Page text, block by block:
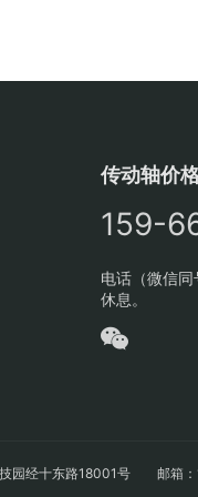
传动轴价
159-
电话（微信
休息。
技园经十东路18001号 邮箱